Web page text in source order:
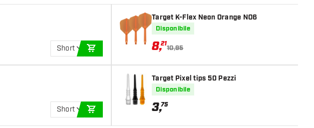
Short
AGGIUNGI AL CARRELLO
Short
AGGIUNGI AL CARRELLO
Target K-Flex Neon Orange NO6
Disponibile
8,21
10,95
Target Pixel tips 50 Pezzi
Disponibile
3,75